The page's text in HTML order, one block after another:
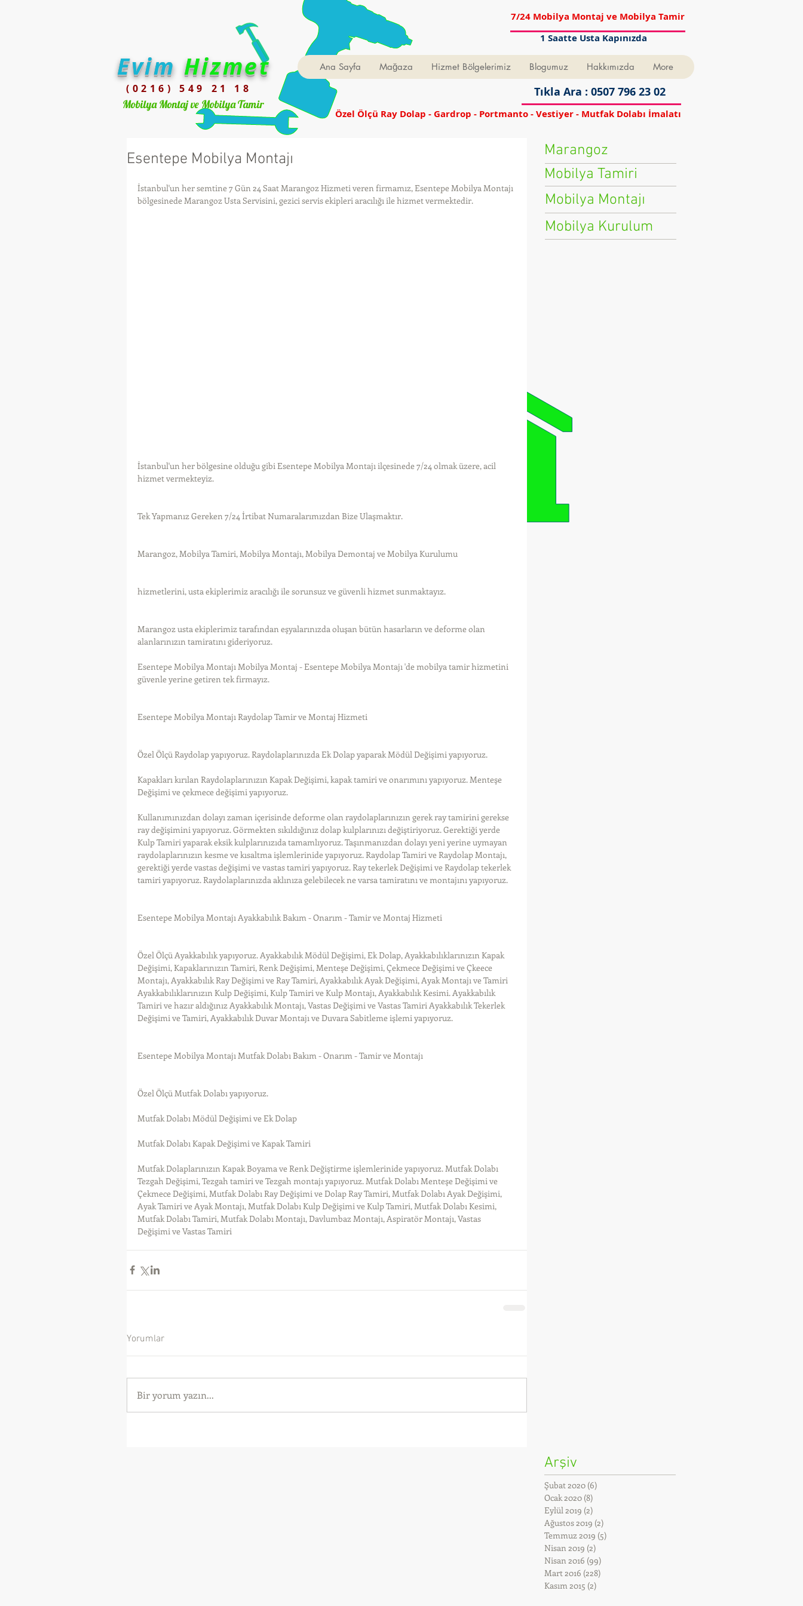
EvimHizmet
(0216) 549 21 18
Mobilya Montaj ve Mobilya Tamir
7/24 Mobilya Montaj ve Mobilya Tamir
1 Saatte Usta Kapınızda
Ana Sayfa Mağaza Hizmet Bölgelerimiz Blogumuz Hakkımızda More
Tıkla Ara : 0507 796 23 02
Özel Ölçü Ray Dolap - Gardrop - Portmanto - Vestiyer - Mutfak Dolabı İmalatı
Esentepe Mobilya Montajı
İstanbul'un her semtine 7 Gün 24 Saat Marangoz Hizmeti veren firmamız, Esentepe Mobilya Montajı
bölgesinede Marangoz Usta Servisini, gezici servis ekipleri aracılığı ile hizmet vermektedir.
İstanbul'un her bölgesine olduğu gibi Esentepe Mobilya Montajı ilçesinede 7/24 olmak üzere, acil
hizmet vermekteyiz.
Tek Yapmanız Gereken 7/24 İrtibat Numaralarımızdan Bize Ulaşmaktır.
Marangoz, Mobilya Tamiri, Mobilya Montajı, Mobilya Demontaj ve Mobilya Kurulumu
hizmetlerini, usta ekiplerimiz aracılığı ile sorunsuz ve güvenli hizmet sunmaktayız.
Marangoz usta ekiplerimiz tarafından eşyalarınızda oluşan bütün hasarların ve deforme olan
alanlarınızın tamiratını gideriyoruz.
Esentepe Mobilya Montajı Mobilya Montaj - Esentepe Mobilya Montajı 'de mobilya tamir hizmetini
güvenle yerine getiren tek firmayız.
Esentepe Mobilya Montajı Raydolap Tamir ve Montaj Hizmeti
Özel Ölçü Raydolap yapıyoruz. Raydolaplarınızda Ek Dolap yaparak Mödül Değişimi yapıyoruz.
Kapakları kırılan Raydolaplarınızın Kapak Değişimi, kapak tamiri ve onarımını yapıyoruz. Menteşe
Değişimi ve çekmece değişimi yapıyoruz.
Kullanımınızdan dolayı zaman içerisinde deforme olan raydolaplarınızın gerek ray tamirini gerekse
ray değişimini yapıyoruz. Görmekten sıkıldığınız dolap kulplarınızı değiştiriyoruz. Gerektiği yerde
Kulp Tamiri yaparak eksik kulplarınızıda tamamlıyoruz. Taşınmanızdan dolayı yeni yerine uymayan
raydolaplarınızın kesme ve kısaltma işlemlerinide yapıyoruz. Raydolap Tamiri ve Raydolap Montajı,
gerektiği yerde vastas değişimi ve vastas tamiri yapıyoruz. Ray tekerlek Değişimi ve Raydolap tekerlek
tamiri yapıyoruz. Raydolaplarınızda aklınıza gelebilecek ne varsa tamiratını ve montajını yapıyoruz.
Esentepe Mobilya Montajı Ayakkabılık Bakım - Onarım - Tamir ve Montaj Hizmeti
Özel Ölçü Ayakkabılık yapıyoruz. Ayakkabılık Mödül Değişimi, Ek Dolap, Ayakkabılıklarınızın Kapak
Değişimi, Kapaklarınızın Tamiri, Renk Değişimi, Menteşe Değişimi, Çekmece Değişimi ve Çkeece
Montajı, Ayakkabılık Ray Değişimi ve Ray Tamiri, Ayakkabılık Ayak Değişimi, Ayak Montajı ve Tamiri
Ayakkabılıklarınızın Kulp Değişimi, Kulp Tamiri ve Kulp Montajı, Ayakkabılık Kesimi. Ayakkabılık
Tamiri ve hazır aldığınız Ayakkabılık Montajı, Vastas Değişimi ve Vastas Tamiri Ayakkabılık Tekerlek
Değişimi ve Tamiri, Ayakkabılık Duvar Montajı ve Duvara Sabitleme işlemi yapıyoruz.
Esentepe Mobilya Montajı Mutfak Dolabı Bakım - Onarım - Tamir ve Montajı
Özel Ölçü Mutfak Dolabı yapıyoruz.
Mutfak Dolabı Mödül Değişimi ve Ek Dolap
Mutfak Dolabı Kapak Değişimi ve Kapak Tamiri
Mutfak Dolaplarınızın Kapak Boyama ve Renk Değiştirme işlemlerinide yapıyoruz. Mutfak Dolabı
Tezgah Değişimi, Tezgah tamiri ve Tezgah montajı yapıyoruz. Mutfak Dolabı Menteşe Değişimi ve
Çekmece Değişimi, Mutfak Dolabı Ray Değişimi ve Dolap Ray Tamiri, Mutfak Dolabı Ayak Değişimi,
Ayak Tamiri ve Ayak Montajı, Mutfak Dolabı Kulp Değişimi ve Kulp Tamiri, Mutfak Dolabı Kesimi,
Mutfak Dolabı Tamiri, Mutfak Dolabı Montajı, Davlumbaz Montajı, Aspiratör Montajı, Vastas
Değişimi ve Vastas Tamiri
Yorumlar
Bir yorum yazın...
Marangoz
Mobilya Tamiri
Mobilya Montajı
Mobilya Kurulum
Arşiv
Şubat 2020 (6)
Ocak 2020 (8)
Eylül 2019 (2)
Ağustos 2019 (2)
Temmuz 2019 (5)
Nisan 2019 (2)
Nisan 2016 (99)
Mart 2016 (228)
Kasım 2015 (2)